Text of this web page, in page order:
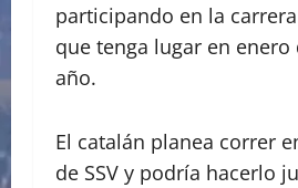
participando en la
que tenga lugar en
año.
El catalán planea correr
de SSV y podría hacerlo